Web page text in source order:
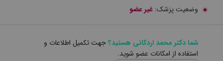
وضعیت پزشک: غیر عضو
شما دکتر محمد اردکانی هستید؟جهت تکمیل اطلاعات و
استفاده از امکانات عضو شوید.